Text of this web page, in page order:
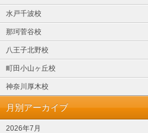
水戸千波校
那珂菅谷校
八王子北野校
町田小山ヶ丘校
神奈川厚木校
月別アーカイブ
2026年7月